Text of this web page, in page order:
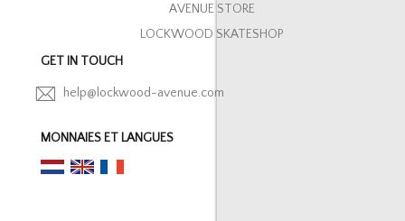
AVENUE STORE
LOCKWOOD SKATESHOP
GET IN TOUCH
help@lockwood-avenue.com
MONNAIES ET LANGUES